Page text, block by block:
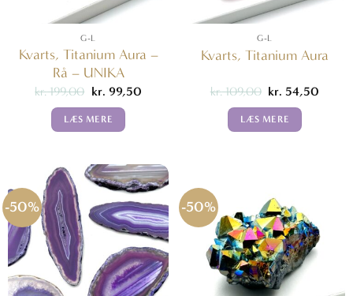
G-L
Kvarts, Titanium Aura –
Rå – UNIKA
kr.199,00 Den
pris
var:
kr. 99,50Den
LÆS MERE
G-L
Kvarts, Titanium Aura
kr.109,00 Den
pris
var:
kr. 54,50
LÆS MERE
-50% -50%